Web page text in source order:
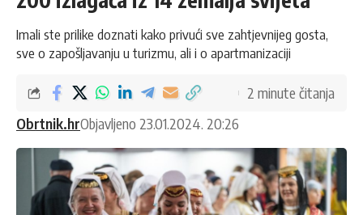
Imali ste prilike doznati kako privući sve zahtjevnijeg gosta,
sve o zapošljavanju u turizmu, ali i o apartmanizaciji
Obrtnik.hrObjavljeno 23.01.2024. 20:26
2 minute čitanja